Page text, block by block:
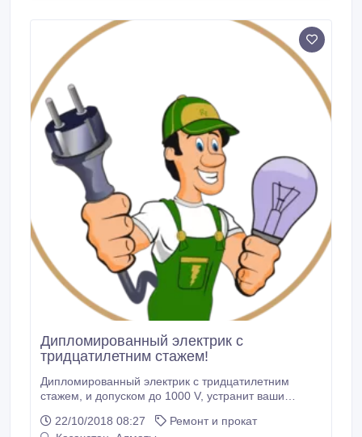
качественно, гарантируем возврат денег, % от
стоимости от наших услуг, за каждый просроченный
день.
Дипломированный электрик с
тридцатилетним стажем!
Дипломированный электрик с тридцатилетним
стажем, и допуском до 1000 V, устранит ваши
на дому, по доступной цене и без лишних хлопот.
22/10/2018 08:27
Ремонт и прокат